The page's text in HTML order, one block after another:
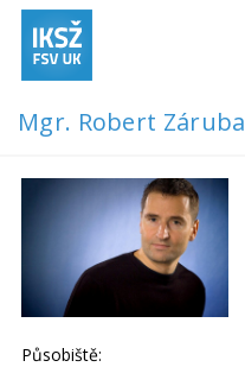
Mgr. Robert Záruba
Působiště: